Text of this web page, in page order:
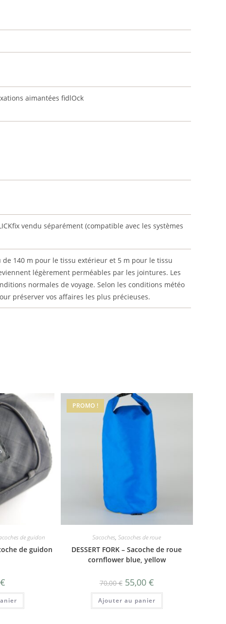
aimantées fidlOck
vendu séparément (compatible avec les systèmes
de 140 m pour le tissu extérieur et 5 m pour le tissu
légèrement perméables par les jointures. Les
normales de voyage. Selon les conditions météo
préserver vos affaires les plus précieuses.
de guidon
de guidon
€
PROMO !
Sacoches,Sacoches de roue
DESSERT FORK – Sacoche de roue
cornflower blue, yellow
70,00€ Le
prix
initial
était :
70,00 €.
55,00 €Le
prix
actuel
est :
55,00 €.
Ajouter au panier